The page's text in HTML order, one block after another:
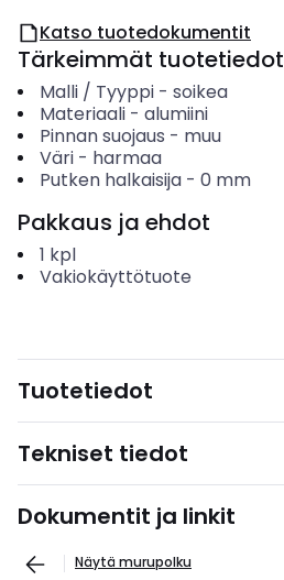
Katso tuotedokumentit
Tärkeimmät tuotetiedot
Malli / Tyyppi- soikea
Materiaali- alumiini
Pinnan suojaus - muu
Väri- harmaa
Putken halkaisija- 0 mm
Pakkaus ja ehdot
1 kpl
Vakiokäyttötuote
Tuotetiedot
Tekniset tiedot
Dokumentit ja linkit
Näytä murupolku